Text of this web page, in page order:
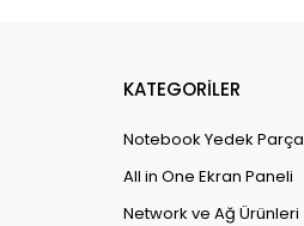
KATEGORİLER
Notebook Yedek Parça
All in One Ekran Paneli
Network ve Ağ Ürünleri